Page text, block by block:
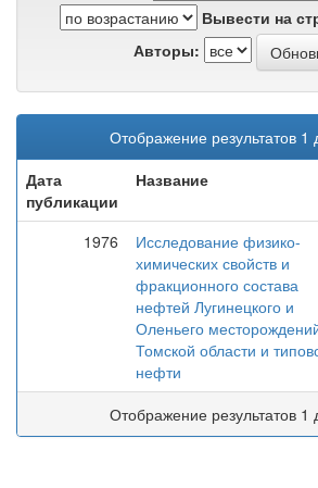
Вывести на
Авторы:
Отображение результатов 1
Дата
публикации
Название
1976
Исследование физико-
химических свойств и
фракционного состава
нефтей Лугинецкого и
Оленьего
Томской области и
нефти
Отображение результатов 1